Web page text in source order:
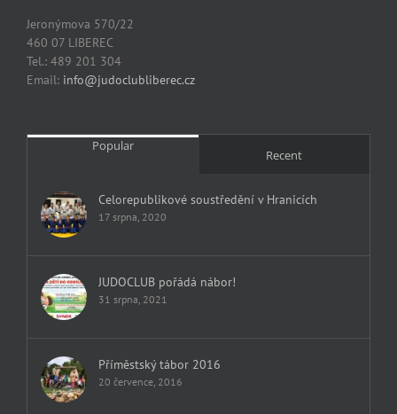
Jeronýmova 570/22
460 07 LIBEREC
Tel.: 489 201 304
Email: info@judoclubliberec.cz
Popular
Recent
Celorepublikové soustředění v Hranicích
17 srpna, 2020
JUDOCLUB pořádá nábor!
31 srpna, 2021
Příměstský tábor 2016
20 července, 2016